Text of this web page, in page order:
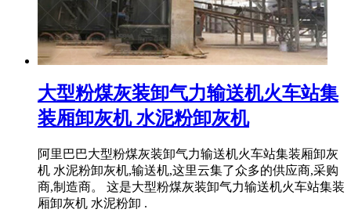
大型粉煤灰装卸气力输送机火车站集
装厢卸灰机 水泥粉卸灰机
阿里巴巴大型粉煤灰装卸气力输送机火车站集装厢卸灰
机 水泥粉卸灰机,输送机,这里云集了众多的供应商,采购
商,制造商。 这是大型粉煤灰装卸气力输送机火车站集装
厢卸灰机 水泥粉卸 .